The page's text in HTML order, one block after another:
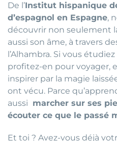
De l’Institut hispanique
d’espagnol en Espagne,
découvrir non seulement
aussi son âme, à travers
l’Alhambra. Si vous
profitez-en pour voyager,
inspirer par la magie
ont vécu. Parce
aussi marcher sur ses
écouter ce que le passé
Et toi ? Avez-vous déjà